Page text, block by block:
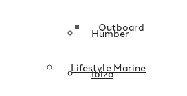
Humber
Ibiza
Outboard
Lifestyle Marine